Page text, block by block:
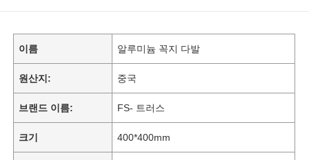
이름 알루미늄 꼭지 다발
원산지: 중국
브랜드 이름: FS- 트러스
크기 400*400mm